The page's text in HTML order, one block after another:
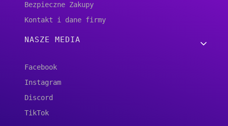
Bezpieczne Zakupy
Kontakt i dane firmy
NASZE MEDIA
Facebook
Instagram
Discord
TikTok